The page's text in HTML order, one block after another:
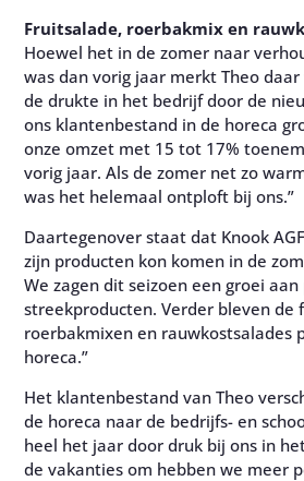
Fruitsalade, roerbakmix en
Hoewel het in de zomer naar
was dan vorig jaar merkt Theo
de drukte in het bedrijf door de
ons klantenbestand in de horeca
onze omzet met 15 tot 17%
vorig jaar. Als de zomer net zo
was het helemaal ontploft bij ons.”
Daartegenover staat dat Knook
zijn producten kon komen in de
We zagen dit seizoen een groei
streekproducten. Verder bleven de
roerbakmixen en rauwkostsalades
horeca.”
Het klantenbestand van Theo
de horeca naar de bedrijfs- en
heel het jaar door druk bij ons in
de vakanties om hebben we meer